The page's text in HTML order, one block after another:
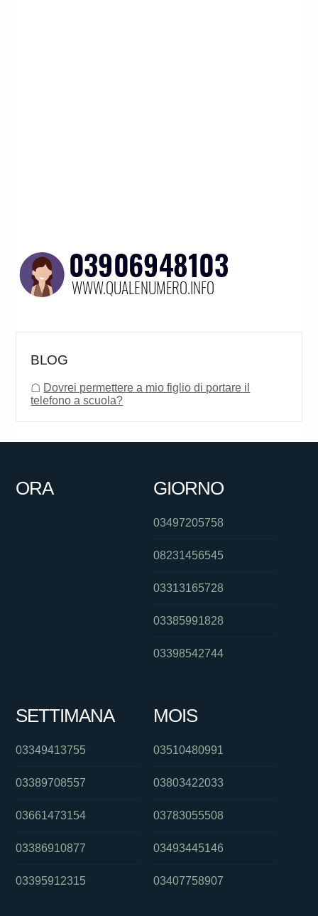
BLOG
☖ Dovrei permettere a mio figlio di portare il
telefono a scuola?
ORA GIORNO
03497205758
08231456545
03313165728
03385991828
03398542744
SETTIMANA
03349413755
03389708557
03661473154
03386910877
03395912315
MOIS
03510480991
03803422033
03783055508
03493445146
03407758907